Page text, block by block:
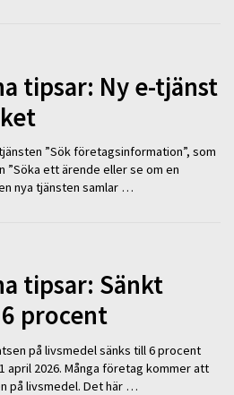
tipsar: Ny e-tjänst
”Sök företagsinformation”, som
ett ärende eller se om en
nya tjänsten samlar …
tipsar: Sänkt
procent
på livsmedel sänks till 6 procent
april 2026. Många företag kommer att
på livsmedel. Det här …